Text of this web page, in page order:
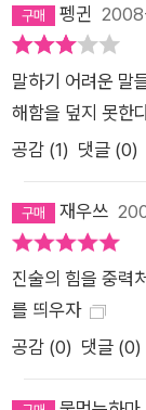
은 것을 경험하였
은’ 모습으로 찾아온다. 우스운 일이지만, 나는 카메라
든 시간을 포획하
으려다가 두 개의
장법이 잘 통하는
의 지층 아래 흙과
[……] 사람 여자의 몸을 내던진 당신이 살금살금 뒷물 흘리며 봄
의 훈향을 대륙의
려는 듯 제 속의
에서 낯선 풍경으
욕정의 형식을
펭귄
말하기 어려운 말
해함을 덮지 못한
공감 (1) 댓글 (0)
재우쓰
진술의 힘을 중력
를 띄우자
공감 (0) 댓글 (0)